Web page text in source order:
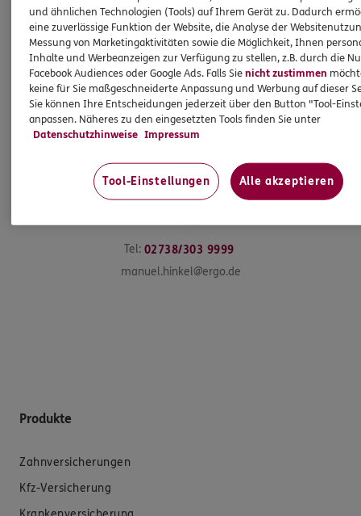
Manuel Hinkel
Inhaber/Geschäftsführer
Tel: 02738/303 9999
manuel.hinkel@ergo.de
Produkte
Zahnversicherungen
Kfz-Versicherung
und ähnlichen Technologien (Tools) auf Ihrem Gerät zu. Dadurch
eine zuverlässige Funktion der Website, die Analyse der
Messung von Marketingaktivitäten sowie die Möglichkeit, Ihnen
Inhalte und Werbeanzeigen zur Verfügung zu stellen, z.B. durch die
Facebook Audiences oder Google Ads. Falls Sienicht zustimmen
keine für Sie maßgeschneiderte Anpassung und Werbung auf dieser
Sie können Ihre Entscheidungen jederzeit über den Button "Tool-
anpassen. Näheres zu den eingesetzten Tools finden Sie unter
Datenschutzhinweise Impressum
Tool-Einstellungen Alle akzeptieren